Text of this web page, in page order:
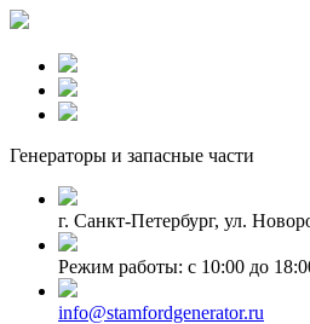
Генераторы и запаcные части
г. Санкт-Петербург, ул.
Режим работы: с 10:00 до
info@stamfordgenerator.ru